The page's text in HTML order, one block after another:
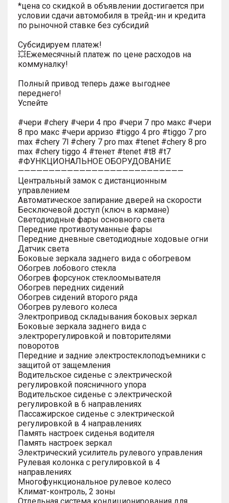
*цена со скидкой в объявлении достигается при
условии сдачи автомобиля в трейд-ин и кредита
по рыночной ставке без субсидий
Субсидируем платеж!
💥Ежемесячный платеж по цене расходов на
коммуналку!
Полный привод теперь даже выгоднее
переднего!
Успейте
#чери #chery #чери 4 про #чери 7 про макс #чери
8 про макс #чери арризо #tiggo 4 pro #tiggo 7 pro
max #chery 7l #chery 7 pro max #tenet #chery 8 pro
max #chery tiggo 4 #тенет #tenet #t8 #t7
#ФУНКЦИОНАЛЬНОЕ ОБОРУДОВАНИЕ
———————————————————————————
Центральный замок с дистанционным
управлением
Автоматическое запирание дверей на скорости
Бесключевой доступ (ключ в кармане)
Светодиодные фары основного света
Передние противотуманные фары
Передние дневные светодиодные ходовые огни
Датчик света
Боковые зеркала заднего вида с обогревом
Обогрев лобового стекла
Обогрев форсунок стеклоомывателя
Обогрев передних сидений
Обогрев сидений второго ряда
Обогрев рулевого колеса
Электропривод складывания боковых зеркал
Боковые зеркала заднего вида с
электрорегулировкой и повторителями
поворотов
Передние и задние электростеклоподъемники с
защитой от защемления
Водительское сиденье с электрической
регулировкой поясничного упора
Водительское сиденье с электрической
регулировкой в 6 направлениях
Пассажирское сиденье с электрической
регулировкой в 4 направлениях
Память настроек сиденья водителя
Память настроек зеркал
Электрический усилитель рулевого управления
Рулевая колонка с регулировкой в 4
направлениях
Многофункциональное рулевое колесо
Климат-контроль, 2 зоны
Отдельная система кондиционирования для